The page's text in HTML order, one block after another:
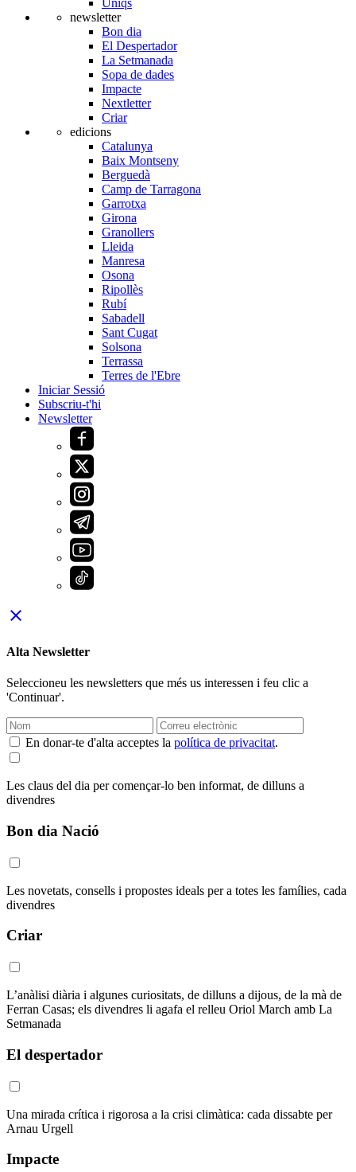
newsletter
Bon dia
El Despertador
La Setmanada
Sopa de dades
Impacte
Nextletter
Criar
edicions
Catalunya
Baix Montseny
Berguedà
Camp de Tarragona
Garrotxa
Girona
Granollers
Lleida
Manresa
Osona
Ripollès
Rubí
Sabadell
Sant Cugat
Solsona
Terrassa
Terres de l'Ebre
Iniciar Sessió
Subscriu-t'hi
Newsletter
close
Alta Newsletter
Seleccioneu les newsletters que més us interessen i feu clic a
'Continuar'.
En donar-te d'alta acceptes la política de privacitat.
Les claus del dia per començar-lo ben informat, de dilluns a
divendres
Bon dia Nació
Les novetats, consells i propostes ideals per a totes les famílies, cada
divendres
Criar
L’anàlisi diària i algunes curiositats, de dilluns a dijous, de la mà de
Ferran Casas; els divendres li agafa el relleu Oriol March amb La
Setmanada
El despertador
Una mirada crítica i rigorosa a la crisi climàtica: cada dissabte per
Arnau Urgell
Impacte